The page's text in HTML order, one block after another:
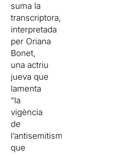
suma la
transcriptora,
interpretada
per Oriana
Bonet,
una actriu
jueva que
lamenta
“la
vigència
de
l’antisemitisme”,
que